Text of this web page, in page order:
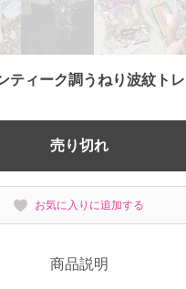
ティーク調うねり波紋ト
売り切れ
お気に入りに追加する
商品説明